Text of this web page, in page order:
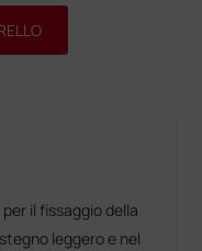
il fissaggio della
leggero e nel